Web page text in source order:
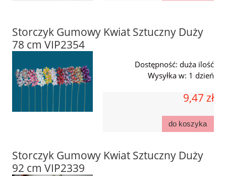
Storczyk Gumowy Kwiat Sztuczny Duży
78 cm VIP2354
Dostępność: duża ilość
Wysyłka w: 1 dzień
9,47 zł
do koszyka
Storczyk Gumowy Kwiat Sztuczny Duży
92 cm VIP2339